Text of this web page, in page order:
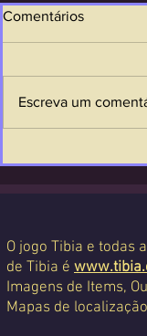
Comentários
Escreva um
O jogo Tibia e todas
de Tibia é
Imagens de Items,
Mapas de